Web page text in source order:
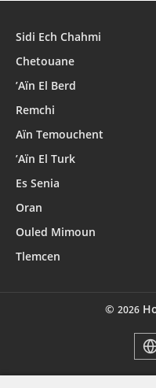
Sidi Ech Chahmi
Chetouane
’Aïn El Berd
Remchi
Aïn Temouchent
’Aïn El Turk
Es Senia
Oran
Ouled Mimoun
Tlemcen
© 2026